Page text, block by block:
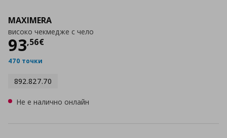
MAXIMERA
високо чекмедже с чело
93,56€
Цена
470 точки
892.827.70
Не е налично онлайн